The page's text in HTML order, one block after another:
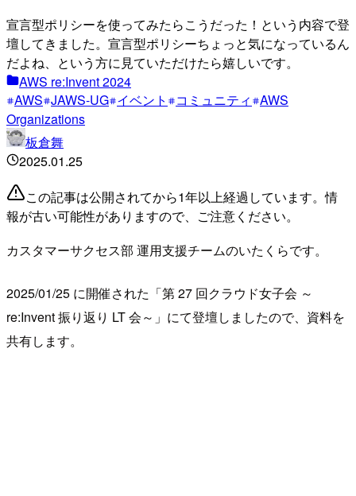
宣言型ポリシーを使ってみたらこうだった！という内容で登
壇してきました。宣言型ポリシーちょっと気になっているん
だよね、という方に見ていただけたら嬉しいです。
AWS re:Invent 2024
AWS JAWS-UG イベント コミュニティ AWS
Organizations
板倉舞
2025.01.25
この記事は公開されてから1年以上経過しています。情
報が古い可能性がありますので、ご注意ください。
カスタマーサクセス部 運用支援チームのいたくらです。
2025/01/25 に開催された「第 27 回クラウド女子会 ～
re:Invent 振り返り LT 会～」にて登壇しましたので、資料を
共有します。